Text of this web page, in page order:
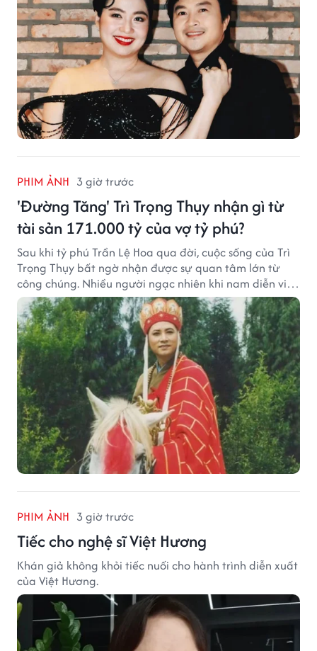
PHIM ẢNH 3 giờ trước
'Đường Tăng' Trì Trọng Thụy nhận gì từ
tài sản 171.000 tỷ của vợ tỷ phú?
Sau khi tỷ phú Trần Lệ Hoa qua đời, cuộc sống của Trì
Trọng Thụy bất ngờ nhận được sự quan tâm lớn từ
công chúng. Nhiều người ngạc nhiên khi nam diễn viên
nổi tiếng với vai Đường Tăng không xuất hiện trong
danh sách thừa kế khối tài sản hàng chục tỷ NDT.
PHIM ẢNH 3 giờ trước
Tiếc cho nghệ sĩ Việt Hương
Khán giả không khỏi tiếc nuối cho hành trình diễn xuất
của Việt Hương.